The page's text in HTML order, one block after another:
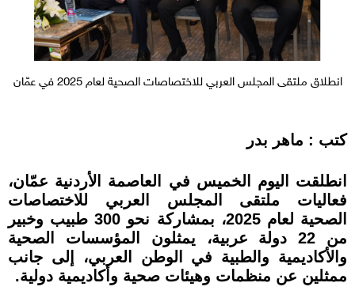
انطلاق ملتقى المجلس العربي للاختصاصات الصحية لعام 2025 في عمّان
كتب : ماهر بدر
انطلقت اليوم الخميس في العاصمة الأردنية عمّان،
فعاليات ملتقى المجلس العربي للاختصاصات
الصحية لعام 2025، بمشاركة نحو 300 طبيب وخبير
من 22 دولة عربية، يمثلون المؤسسات الصحية
والأكاديمية والطبية في الوطن العربي، إلى جانب
ممثلين عن منظمات وهيئات صحية وأكاديمية دولية.